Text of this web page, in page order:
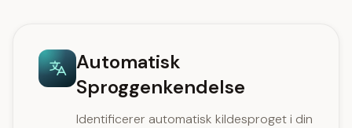
Automatisk
Sproggenkendelse
Identificerer automatisk kildesproget i din